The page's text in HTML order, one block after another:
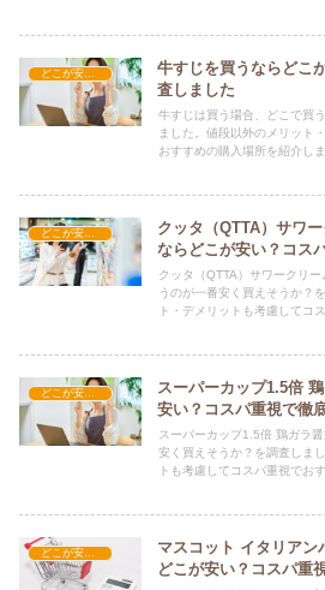
どこが安い？-食品・食材
牛すじを買うならどこ
査しました
牛すじは買う場合、どこで買
ました。値段以外のメリット
おすすめの購入場所を紹介しま
どこが安い？-食品・食材
クッタ（QTTA）サワ
ならどこが安い？コス
クッタ（QTTA）サワークリ
うのが一番安く買えそうか？
ト・デメリットも考慮してコ
スーパーカップ1.5倍
安い？コスパ重視で徹
スーパーカップ1.5倍 鶏ガラ
安く買えそうか？を調査しま
トも考慮してコスパ重視でお
マスコット イタリアン
どこが安い？コスパ重